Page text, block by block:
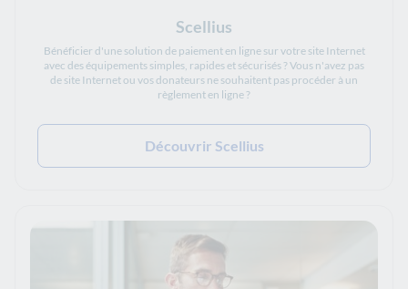
Scellius
Bénéficier d'une solution de paiement en ligne sur votre site Internet
avec des équipements simples, rapides et sécurisés ? Vous n'avez pas
de site Internet ou vos donateurs ne souhaitent pas procéder à un
règlement en ligne ?
Découvrir Scellius